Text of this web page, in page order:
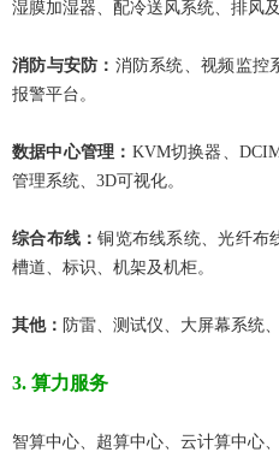
湿膜加湿器、配冷送风系统、排风
消防与安防： 消防系统、视频监控
报警平台。
数据中心管理： KVM切换器、
管理系统、3D可视化。
综合布线：铜览布线系统、光纤布
槽道、标识、机架及机柜。
其他： 防雷、测试仪、大屏幕系统
3. 算力服务
智算中心、超算中心、云计算中心